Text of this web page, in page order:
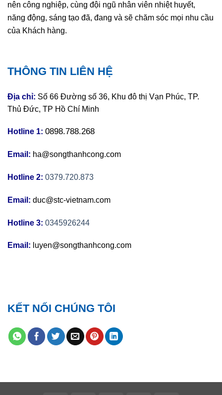
nên công nghiệp, cùng đội ngũ nhân viên nhiệt huyết,
năng động, sáng tạo đã, đang và sẽ chăm sóc mọi nhu cầu
của Khách hàng.
THÔNG TIN LIÊN HỆ
Địa chỉ: Số 66 Đường số 36, Khu đô thị Vạn Phúc, TP.
Thủ Đức, TP Hồ Chí Minh
Hotline 1: 0898.788.268
Email: ha@songthanhcong.com
Hotline 2: 0379.720.873
Email: duc@stc-vietnam.com
Hotline 3: 0345926244
Email: luyen@songthanhcong.com
KẾT NỐI CHÚNG TÔI